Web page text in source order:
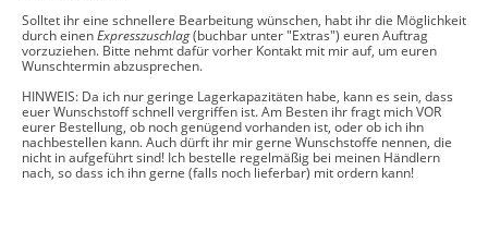
Solltet ihr eine schnellere Bearbeitung wünschen, habt ihr die Möglichkeit
durch einenExpresszuschlag(buchbar unter "Extras") euren Auftrag
vorzuziehen. Bitte nehmt dafür vorher Kontakt mit mir auf, um euren
Wunschtermin abzusprechen.
HINWEIS: Da ich nur geringe Lagerkapazitäten habe, kann es sein, dass
euer Wunschstoff schnell vergriffen ist. Am Besten ihr fragt mich VOR
eurer Bestellung, ob noch genügend vorhanden ist, oder ob ich ihn
nachbestellen kann. Auch dürft ihr mir gerne Wunschstoffe nennen, die
nicht in aufgeführt sind! Ich bestelle regelmäßig bei meinen Händlern
nach, so dass ich ihn gerne (falls noch lieferbar) mit ordern kann!